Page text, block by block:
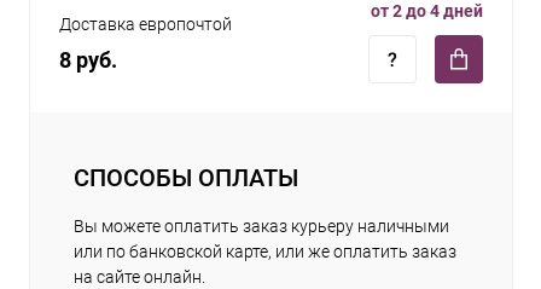
Доставка европочтой
8 руб.
от 2 до 4 дней
СПОСОБЫ ОПЛАТЫ
Вы можете оплатить заказ курьеру наличными
или по банковской карте, или же оплатить заказ
на сайте онлайн.